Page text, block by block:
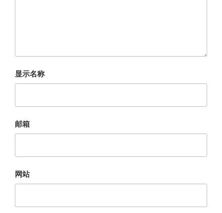
显示名称
邮箱
网站